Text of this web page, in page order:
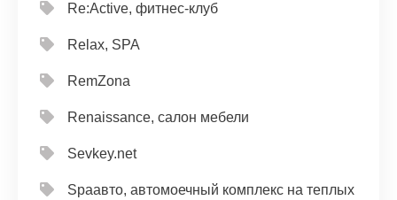
Re:Active, фитнес-клуб
Relax, SPA
RemZona
Renaissance, салон мебели
Sevkey.net
Spaавто, автомоечный комплекс на теплых